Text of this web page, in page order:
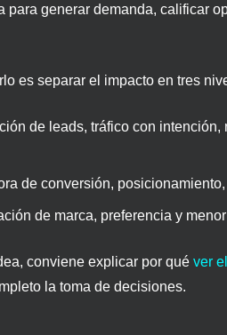
para generar demanda, calificar
es separar el impacto en tres
de leads, tráfico con
de conversión,
de marca, preferencia y
conviene explicar por qué ver
la toma de decisiones.